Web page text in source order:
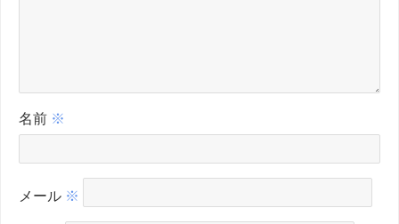
名前 ※
メール ※